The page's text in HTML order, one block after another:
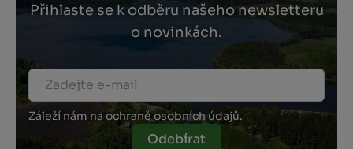
Přihlaste se k odběru našeho newsletteru
o novinkách.
Záleží nám na ochraně osobních údajů.
Odebírat